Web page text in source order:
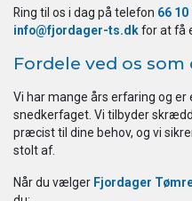
Ring til os i dag på telefon 66 10
info@fjordager-ts.dkfor at få
Fordele ved os
Vi har mange års erfaring og
snedkerfaget. Vi tilbyder
præcist til dine behov, og vi
stolt af.
Når du vælger Fjordager